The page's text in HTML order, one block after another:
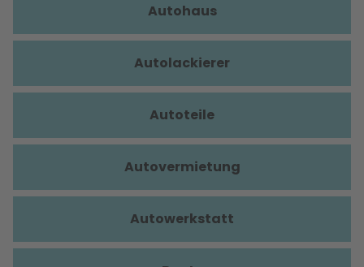
Autohaus
Autolackierer
Autoteile
Autovermietung
Autowerkstatt